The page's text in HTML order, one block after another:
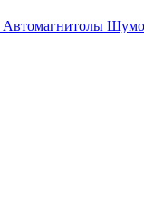
Автомагнитолы